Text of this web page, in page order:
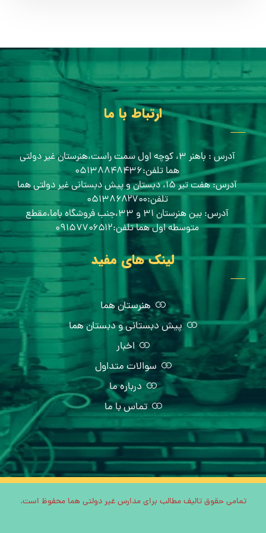
ارتباط با ما
آدرس : باهنر ۳، کوچه اول سمت راست،هنرستان غیر دولتی
هما تلفن:۰۵۱۳۸۸۴۸۴۳۶
آدرس: هفت تیر ۱۵، دبستان و پیش دبستانی غیر دولتی هما
تلفن:۰۵۱۳۸۶۸۲۷۰۰
آدرس: بین هنرستان ۳۱ و ۳۳،جنب فروشگاه باما،مقطع
متوسطه اول هما تلفن:۰۹۱۵۷۷۰۶۵۱۲
لینک های مفید
هنرستان هما
پیش دبستانی و دبستان هما
اخبار
سوالات متداول
درباره ما
تماس با ما
تمامی حقوق تالیف مطالب برای مدارس غیر دولتی هما محفوظ است.